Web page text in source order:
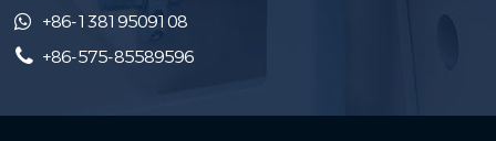
+86-13819509108
+86-575-85589596